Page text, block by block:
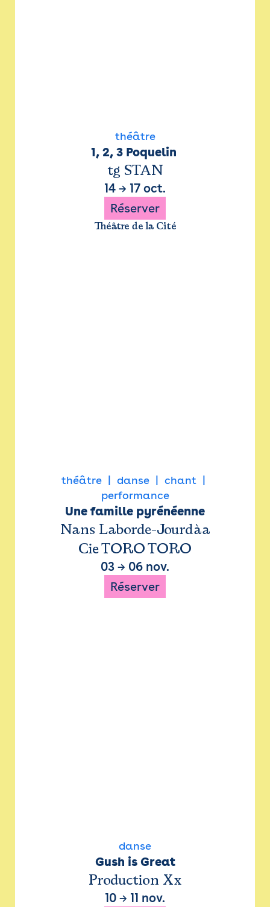
théâtre
1, 2, 3 Poquelin
tg STAN
14 → 17 oct.
Réserver
Théâtre de la Cité
théâtre danse
chant
performance
Une famille pyrénéenne
Nans Laborde-Jourdàa
Cie TORO TORO
03 → 06 nov.
Réserver
danse
Gush is Great
Production Xx
10 → 11 nov.